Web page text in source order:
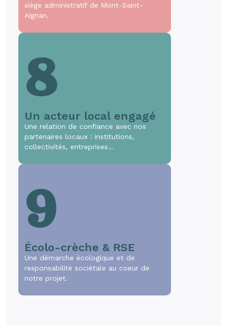
siège administratif de Mont-Saint-
Aignan.
8
Un acteur local engagé
Une relation de confiance avec nos
partenaires locaux : institutions,
collectivités, entreprises…
9
Écolo-crèche & RSE
Une démarche écologique et de
responsabilité sociétale au coeur de
notre projet.